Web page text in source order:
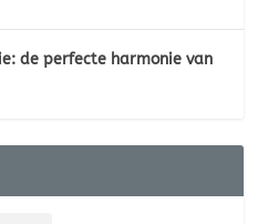
de perfecte harmonie van